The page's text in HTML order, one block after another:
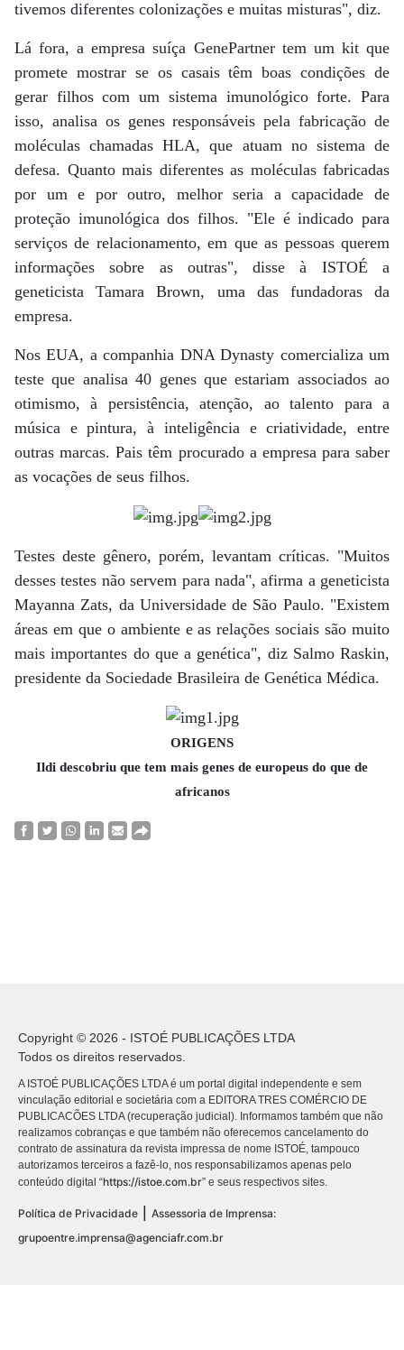
tivemos diferentes colonizações e muitas misturas", diz.
Lá fora, a empresa suíça GenePartner tem um kit que
promete mostrar se os casais têm boas condições de
gerar filhos com um sistema imunológico forte. Para
isso, analisa os genes responsáveis pela fabricação de
moléculas chamadas HLA, que atuam no sistema de
defesa. Quanto mais diferentes as moléculas fabricadas
por um e por outro, melhor seria a capacidade de
proteção imunológica dos filhos. "Ele é indicado para
serviços de relacionamento, em que as pessoas querem
informações sobre as outras", disse à ISTOÉ a
geneticista Tamara Brown, uma das fundadoras da
empresa.
Nos EUA, a companhia DNA Dynasty comercializa um
teste que analisa 40 genes que estariam associados ao
otimismo, à persistência, atenção, ao talento para a
música e pintura, à inteligência e criatividade, entre
outras marcas. Pais têm procurado a empresa para saber
as vocações de seus filhos.
Testes deste gênero, porém, levantam críticas. "Muitos
desses testes não servem para nada", afirma a geneticista
Mayanna Zats, da Universidade de São Paulo. "Existem
áreas em que o ambiente e as relações sociais são muito
mais importantes do que a genética", diz Salmo Raskin,
presidente da Sociedade Brasileira de Genética Médica.
ORIGENS
Ildi descobriu que tem mais genes de europeus do que de
africanos
Copyright © 2026 - ISTOÉ PUBLICAÇÕES LTDA
Todos os direitos reservados.
A ISTOÉ PUBLICAÇÕES LTDA é um portal digital independente e sem
vinculação editorial e societária com a EDITORA TRES COMÉRCIO DE
PUBLICACÕES LTDA (recuperação judicial). Informamos também que não
realizamos cobranças e que também não oferecemos cancelamento do
contrato de assinatura da revista impressa de nome ISTOÉ, tampouco
autorizamos terceiros a fazê-lo, nos responsabilizamos apenas pelo
conteúdo digital “https://istoe.com.br” e seus respectivos sites.
Política de Privacidade
Assessoria de Imprensa:
grupoentre.imprensa@agenciafr.com.br